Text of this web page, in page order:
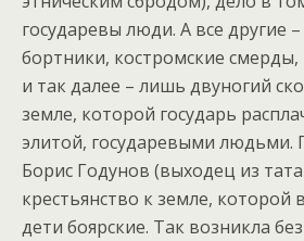
государевы люди. А все другие
бортники, костромские
и так далее – лишь двуногий
земле, которой государь
элитой, государевыми людьми.
Борис Годунов (выходец из
крестьянство к земле, которой
дети боярские. Так возникла